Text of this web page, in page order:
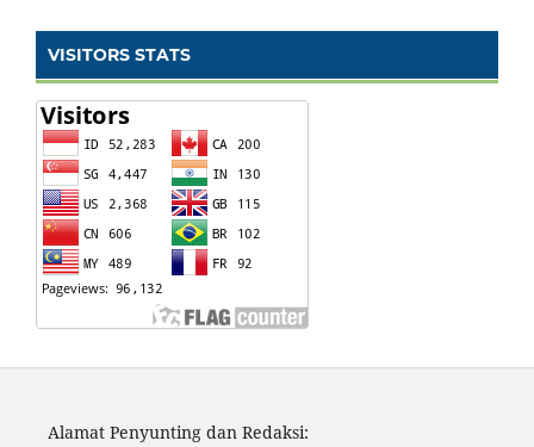
VISITORS STATS
Alamat Penyunting dan Redaksi: